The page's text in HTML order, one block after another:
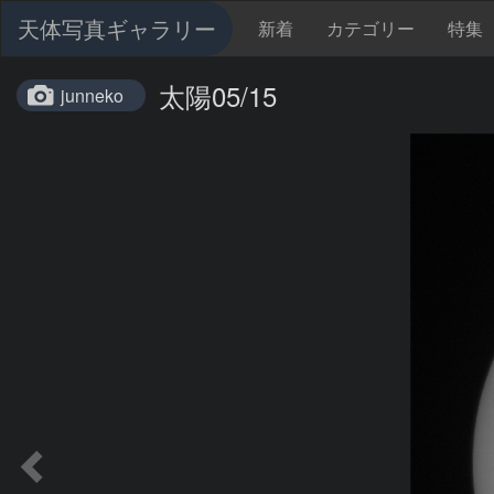
天体写真ギャラリー 新着 カテゴリー 特集
junneko 太陽05/15